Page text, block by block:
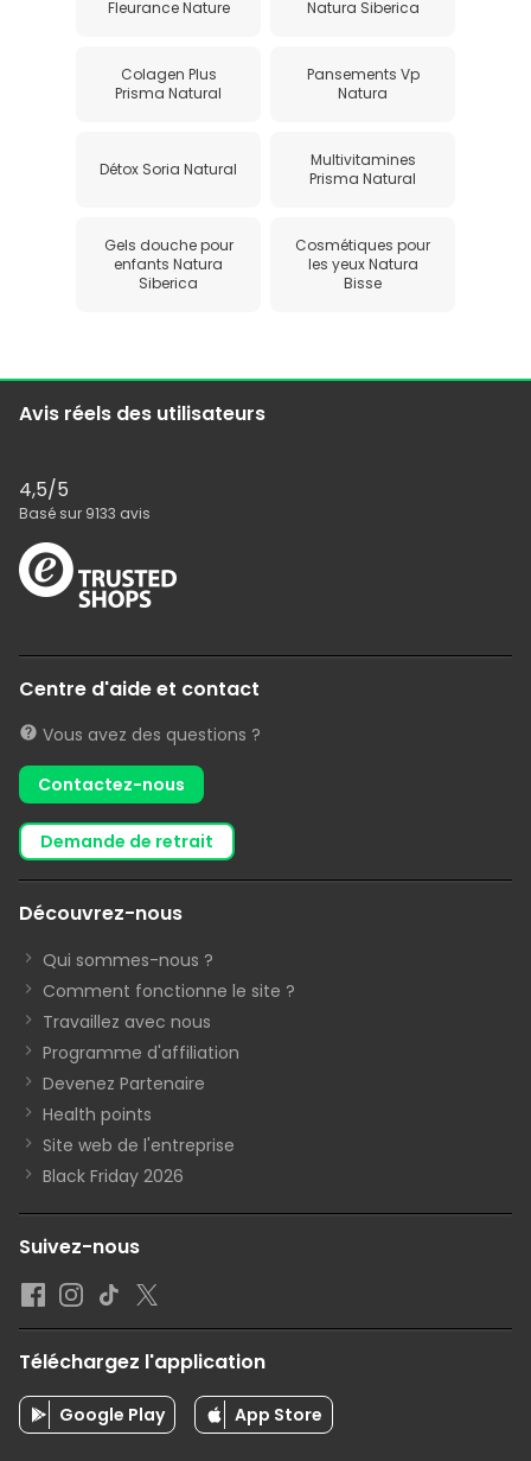
Fleurance Nature
Natura Siberica
Colagen Plus
Prisma Natural
Pansements Vp
Natura
Détox Soria Natural
Multivitamines
Prisma Natural
Gels douche pour
enfants Natura
Siberica
Cosmétiques pour
les yeux Natura
Bisse
Avis réels des utilisateurs
4,5/5
Basé sur 9133 avis
Centre d'aide et contact
Vous avez des questions ?
Contactez-nous
demande de retrait
Découvrez-nous
Qui sommes-nous ?
Comment fonctionne le site ?
Travaillez avec nous
Programme d'affiliation
Devenez Partenaire
Health points
Site web de l'entreprise
Black Friday 2026
Suivez-nous
Téléchargez l'application
Google Play App Store